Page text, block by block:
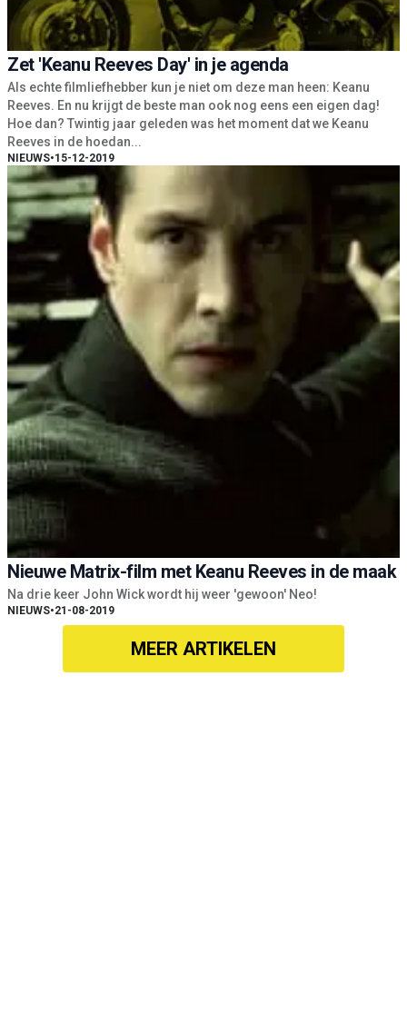
Zet 'Keanu Reeves Day' in je agenda
Als echte filmliefhebber kun je niet om deze man heen: Keanu
Reeves. En nu krijgt de beste man ook nog eens een eigen dag!
Hoe dan? Twintig jaar geleden was het moment dat we Keanu
Reeves in de hoedan...
NIEUWS•15-12-2019
Nieuwe Matrix-film met Keanu Reeves in de maak
Na drie keer John Wick wordt hij weer 'gewoon' Neo!
NIEUWS•21-08-2019
MEER ARTIKELEN